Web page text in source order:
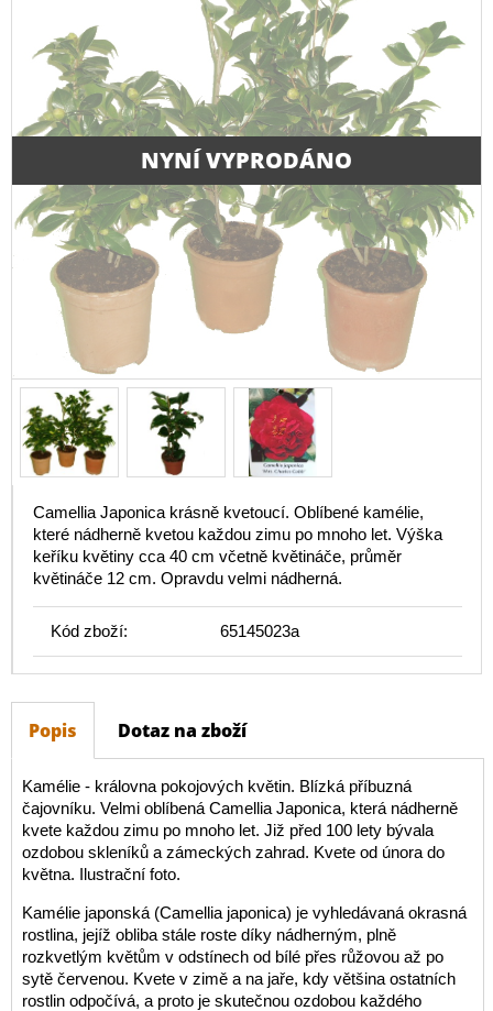
NYNÍ VYPRODÁNO
Camellia Japonica krásně kvetoucí. Oblíbené kamélie,
které nádherně kvetou každou zimu po mnoho let. Výška
keříku květiny cca 40 cm včetně květináče, průměr
květináče 12 cm. Opravdu velmi nádherná.
Kód zboží: 65145023a
Popis Dotaz na zboží
Kamélie - královna pokojových květin. Blízká příbuzná
čajovníku. Velmi oblíbená Camellia Japonica, která nádherně
kvete každou zimu po mnoho let. Již před 100 lety bývala
ozdobou skleníků a zámeckých zahrad. Kvete od února do
května. Ilustrační foto.
Kamélie japonská (Camellia japonica) je vyhledávaná okrasná
rostlina, jejíž obliba stále roste díky nádherným, plně
rozkvetlým květům v odstínech od bílé přes růžovou až po
sytě červenou. Kvete v zimě a na jaře, kdy většina ostatních
rostlin odpočívá, a proto je skutečnou ozdobou každého